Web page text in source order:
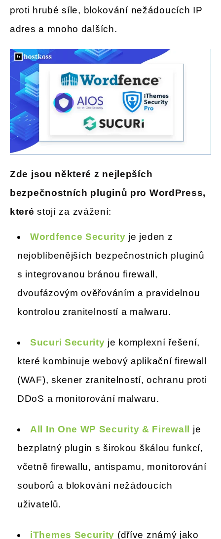
proti hrubé síle, blokování nežádoucích IP
adres a mnoho dalších.
Zde jsou některé z nejlepších
bezpečnostních pluginů pro WordPress,
které stojí za zvážení:
Wordfence Security je jeden z
nejoblíbenějších bezpečnostních pluginů
s integrovanou bránou firewall,
dvoufázovým ověřováním a pravidelnou
kontrolou zranitelností a malwaru.
Sucuri Security je komplexní řešení,
které kombinuje webový aplikační firewall
(WAF), skener zranitelností, ochranu proti
DDoS a monitorování malwaru.
All In One WP Security & Firewall je
bezplatný plugin s širokou škálou funkcí,
včetně firewallu, antispamu, monitorování
souborů a blokování nežádoucích
uživatelů.
iThemes Security (dříve známý jako